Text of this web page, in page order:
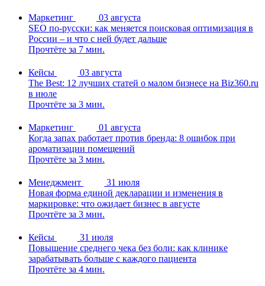
Маркетинг
03 августа
SEO по-русски: как меняется поисковая оптимизация в
России – и что с ней будет дальше
Прочтёте за 7 мин.
Кейсы
03 августа
The Best: 12 лучших статей о малом бизнесе на Biz360.ru
в июле
Прочтёте за 3 мин.
Маркетинг
01 августа
Когда запах работает против бренда: 8 ошибок при
ароматизации помещений
Прочтёте за 3 мин.
Менеджмент
31 июля
Новая форма единой декларации и изменения в
маркировке: что ожидает бизнес в августе
Прочтёте за 3 мин.
Кейсы
31 июля
Повышение среднего чека без боли: как клинике
зарабатывать больше с каждого пациента
Прочтёте за 4 мин.